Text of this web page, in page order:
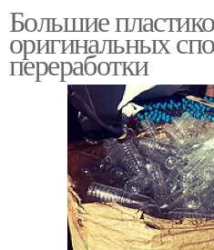
Большие
оригинальных
переработки